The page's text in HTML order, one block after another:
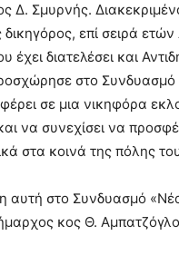
Δ. Σμυρνής.
επί σειρά ετών
έχει διατελέσει και
στο
σε μια νικηφόρα
να συνεχίσει να
στα κοινά της πόλης
αυτή στο Συνδυασμό
κος Θ.